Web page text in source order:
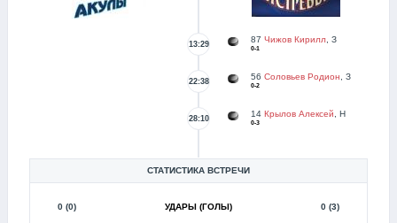
87 Чижов Кирилл , З
0-1
13:29
56 Соловьев Родион , З
0-2
22:38
14 Крылов Алексей , Н
0-3
28:10
СТАТИСТИКА ВСТРЕЧИ
0 (0) УДАРЫ (ГОЛЫ) 0 (3)